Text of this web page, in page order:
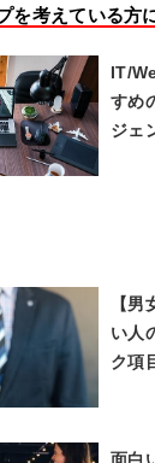
を考えている方
IT/
すめ
ジェ
【
い人
ク項